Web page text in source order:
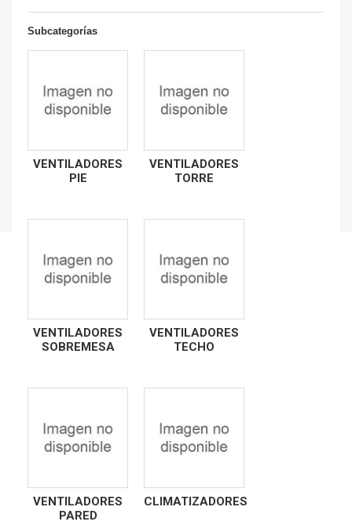
Subcategorías
VENTILADORES
PIE
VENTILADORES
TORRE
VENTILADORES
SOBREMESA
VENTILADORES
TECHO
VENTILADORES
PARED
CLIMATIZADORES